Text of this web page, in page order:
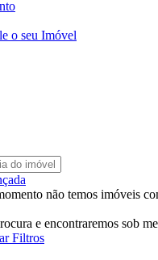
o seu Imóvel
não temos imóveis
e encontraremos sob
Filtros